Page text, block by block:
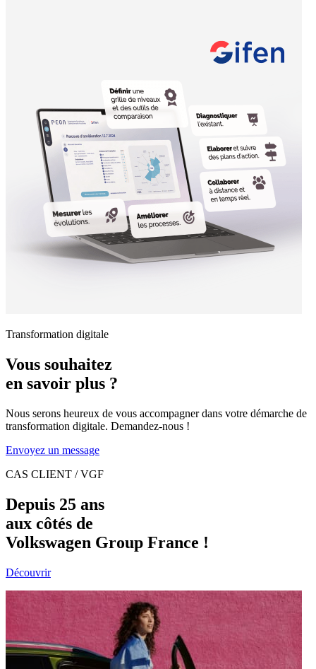
Transformation digitale
Vous souhaitez
en savoir plus ?
Nous serons heureux de vous accompagner dans votre démarche de
transformation digitale. Demandez-nous !
Envoyez un message
CAS CLIENT / VGF
Depuis 25 ans
aux côtés de
Volkswagen Group France !
Découvrir